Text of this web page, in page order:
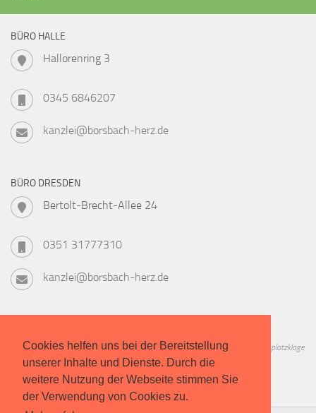
Cookies helfen uns bei der Bereitstellung
unserer Inhalte und Dienste. Durch die
weitere Nutzung der Webseite stimmen Sie
der Verwendung von Cookies zu.
BÜRO HALLE
Hallorenring 3
0345 6846207
kanzlei@borsbach-herz.de
BÜRO DRESDEN
Bertolt-Brecht-Allee 24
0351 31777310
kanzlei@borsbach-herz.de
Informieren Sie sich zu Geschichte, Verfahren, Kosten und Chancen der Studienplatzklage
in unserem kostenlosen Leitfaden!